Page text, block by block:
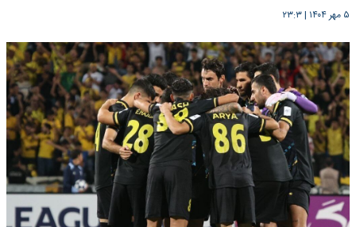
۵ مهر ۱۴۰۴ |۲۳:۳